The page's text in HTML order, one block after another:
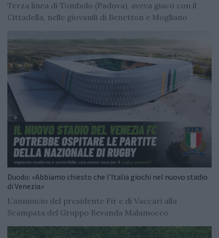
Terza linea di Tombolo (Padova), aveva giaco con il
Cittadella, nelle giovanili di Benetton e Mogliano
Duodo: «Abbiamo chiesto che l’Italia giochi nel nuovo stadio
di Venezia»
L’annuncio del presidente Fir e di Vaccari alla
Scampata del Gruppo Bevanda Malamocco